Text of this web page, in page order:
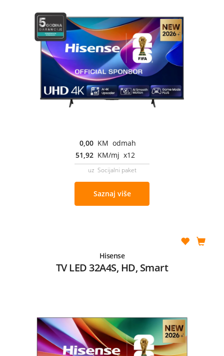
0,00 KM odmah
51,92 KM/mj x12
uz Socijalni paket
Saznaj više
Hisense
TV LED 32A4S, HD, Smart